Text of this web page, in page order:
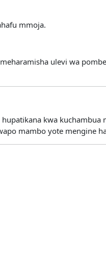
mmoja.
ulevi wa
kwa
mambo yote mengine